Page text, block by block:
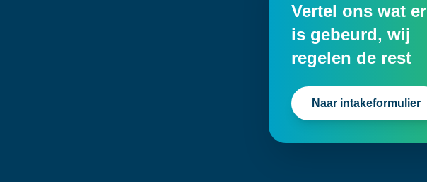
Vertel ons wat er
is gebeurd, wij
regelen de rest
Naar intakeformulier